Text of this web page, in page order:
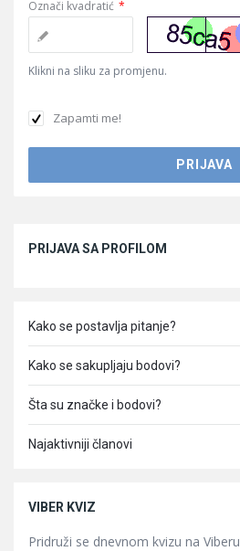
Označi kvadratić *
Klikni na sliku za promjenu.
Zapamti me!
PRIJAVA SA PROFILOM
Kako se postavlja pitanje?
Kako se sakupljaju bodovi?
Šta su značke i bodovi?
Najaktivniji članovi
VIBER KVIZ
Pridruži se dnevnom kvizu na